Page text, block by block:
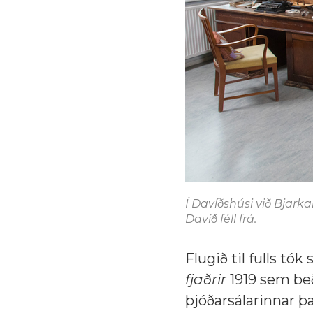
Í Davíðshúsi við
Davíð féll frá.
Flugið til fulls tók
fjaðrir1919 sem
þjóðarsálarinnar